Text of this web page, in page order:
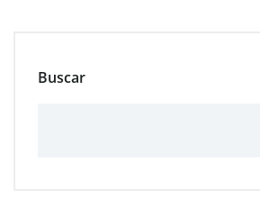
Buscar